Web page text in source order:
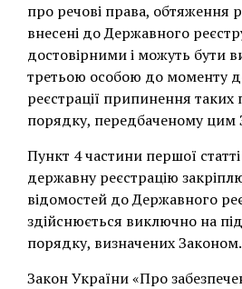
про речові права, обтяження
внесені до Державного
достовірними і можуть бути
третьою особою до моменту
реєстрації припинення
порядку, передбаченому цим
Пункт 4 частини першої
державну реєстрацію
відомостей до Державного
здійснюється виключно на
порядку, визначених Законом.
Закон України «Про